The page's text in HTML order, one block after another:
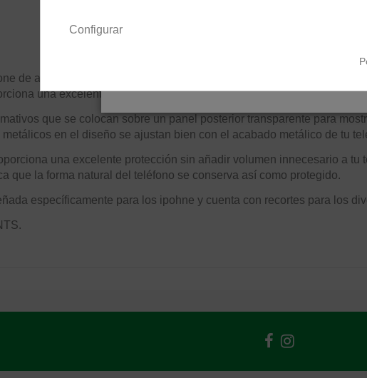
de arañazos y rasguños, mientras que deja que el hermoso
una excelente protección con un toque de estilo y sofisticación.
que se colocan sobre un panel posterior transparente para
en el diseño se ajustan bien con el acabado metálico de tu
una excelente protección sin añadir volumen innecesario a
que la forma natural del teléfono se conserva así como protegido.
específicamente para los ipohne y cuenta con recortes para los
Configurar